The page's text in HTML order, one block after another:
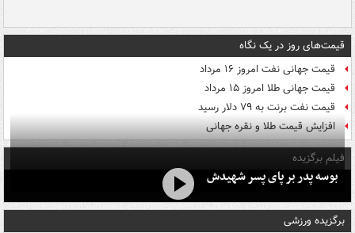
قیمت‌های روز در یک نگاه
قیمت جهانی نفت امروز ۱۶ مرداد
قیمت جهانی طلا امروز ۱۵ مرداد
قیمت نفت برنت به ۷۹ دلار رسید
افزایش قیمت طلا و نقره جهانی
فیلم برگزیده
بوسه‌ پدر بر پای پسر شهیدش
برگزیده ورزشی